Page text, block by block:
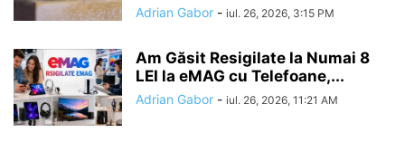
Adrian Gabor - iul. 26, 2026, 3:15 PM
Am Găsit Resigilate la Numai 8
LEI la eMAG cu Telefoane,...
Adrian Gabor - iul. 26, 2026, 11:21 AM